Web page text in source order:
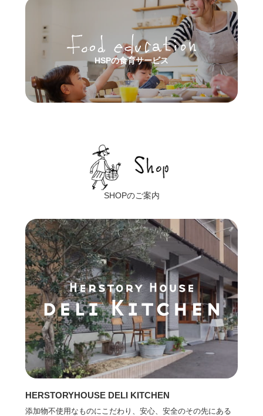
HSPの食育サービス
SHOPのご案内
HERSTORYHOUSE DELI KITCHEN
添加物不使用なものにこだわり、安心、安全のその先にある